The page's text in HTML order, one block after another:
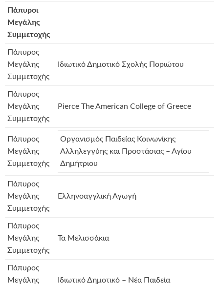
Πάπυροι
Μεγάλης
Συμμετοχής
Πάπυρος
Μεγάλης
Συμμετοχής
Ιδιωτικό Δημοτικό Σχολής Ποριώτου
Πάπυρος
Μεγάλης
Συμμετοχής
Pierce The American College of Greece
Πάπυρος
Μεγάλης
Συμμετοχής
Οργανισμός Παιδείας Κοινωνίκης
Αλληλεγγύης και Προστάσιας – Αγίου
Δημήτριου
Πάπυρος
Μεγάλης
Συμμετοχής
Ελληνοαγγλική Αγωγή
Πάπυρος
Μεγάλης
Συμμετοχής
Τα Μελισσάκια
Πάπυρος
Μεγάλης
Ιδιωτικό Δημοτικό – Νέα Παιδεία